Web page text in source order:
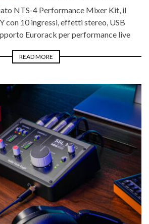
NTS-4 Performance Mixer Kit, il
con 10 ingressi, effetti stereo, USB
Eurorack per performance live
READ MORE